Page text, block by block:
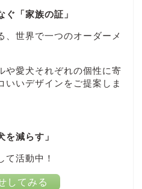
「家族の証」
、世界で一つのオーダーメ
や愛犬それぞれの個性に寄
いいデザインをご提案しま
を減らす」
て活動中！
してみる